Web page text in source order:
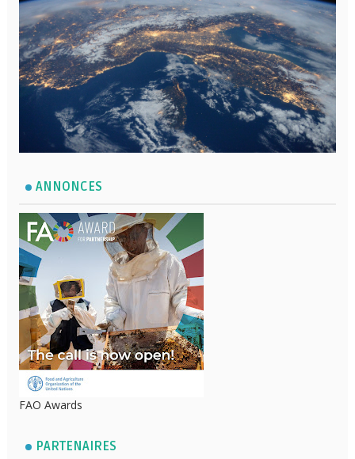
ANNONCES
FAO Awards
PARTENAIRES